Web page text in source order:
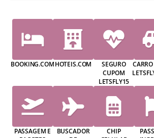
BOOKING.COMHOTEIS.COM
SEGURO
CUPOM
LETSFLY15
PASSAGEM E
BUSCADOR
CHIP